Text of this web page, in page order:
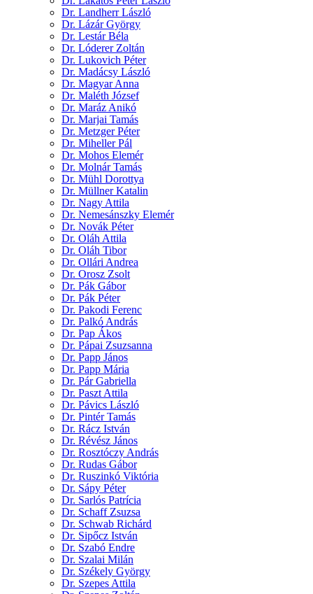
Dr. Landherr László
Dr. Lázár György
Dr. Lestár Béla
Dr. Lóderer Zoltán
Dr. Lukovich Péter
Dr. Madácsy László
Dr. Magyar Anna
Dr. Maléth József
Dr. Maráz Anikó
Dr. Marjai Tamás
Dr. Metzger Péter
Dr. Miheller Pál
Dr. Mohos Elemér
Dr. Molnár Tamás
Dr. Mühl Dorottya
Dr. Müllner Katalin
Dr. Nagy Attila
Dr. Nemesánszky Elemér
Dr. Novák Péter
Dr. Oláh Attila
Dr. Oláh Tibor
Dr. Ollári Andrea
Dr. Orosz Zsolt
Dr. Pák Gábor
Dr. Pák Péter
Dr. Pakodi Ferenc
Dr. Palkó András
Dr. Pap Ákos
Dr. Pápai Zsuzsanna
Dr. Papp János
Dr. Papp Mária
Dr. Pár Gabriella
Dr. Paszt Attila
Dr. Pávics László
Dr. Pintér Tamás
Dr. Rácz István
Dr. Révész János
Dr. Rosztóczy András
Dr. Rudas Gábor
Dr. Ruszinkó Viktória
Dr. Sápy Péter
Dr. Sarlós Patrícia
Dr. Schaff Zsuzsa
Dr. Schwab Richárd
Dr. Sipőcz István
Dr. Szabó Endre
Dr. Szalai Milán
Dr. Székely György
Dr. Szepes Attila